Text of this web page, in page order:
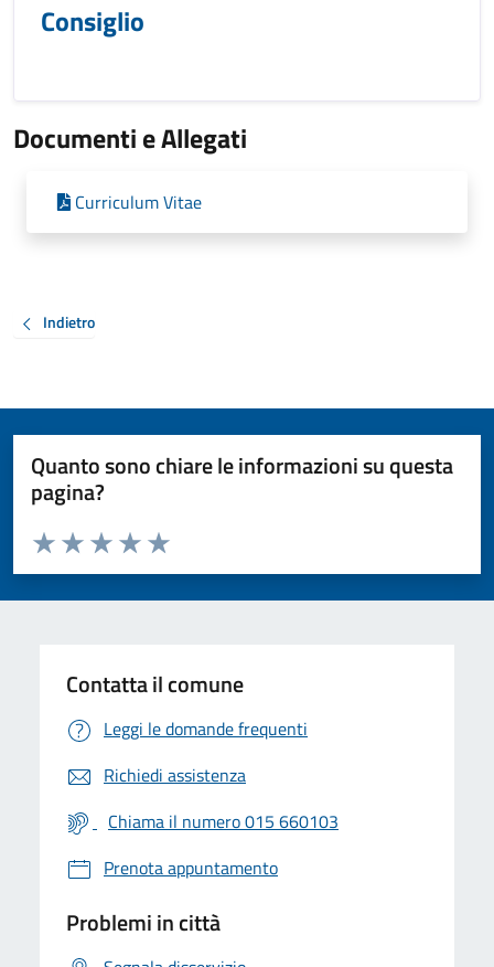
Consiglio
Documenti e Allegati
Curriculum Vitae
Indietro
Quanto sono chiare le informazioni su questa
pagina?
Valuta da 1 a 5 stelle la pagina
Valuta 5 stelle su 5
Valuta 4 stelle su 5
Valuta 3 stelle su 5
Valuta 2 stelle su 5
Valuta 1 stelle su 5
Contatta il comune
Leggi le domande frequenti
Richiedi assistenza
Chiama il numero 015 660103
Prenota appuntamento
Problemi in città